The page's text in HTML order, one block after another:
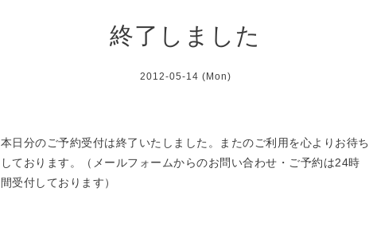
終了しました
2012-05-14 (Mon)
本日分のご予約受付は終了いたしました。またのご利用を心よりお待ち
しております。（メールフォームからのお問い合わせ・ご予約は24時
間受付しております）